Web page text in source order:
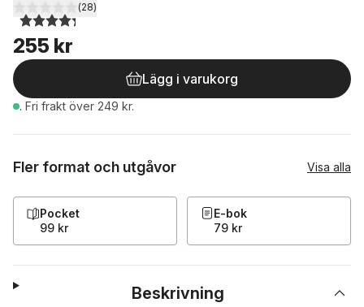
4,3utav 5 stjärnor. Totalt antal röster:
(28)
255 kr
Lägg i varukorg
. Fri frakt över 249 kr.
Fler format och utgåvor Visa alla
Pocket
99 kr
E-bok
79 kr
Beskrivning